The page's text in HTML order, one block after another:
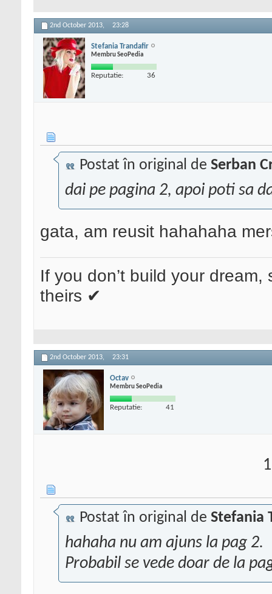
2nd October 2013, 23:28
Stefania Trandafir
Membru SeoPedia
Reputatie: 36
Postat în original de Serban
dai pe pagina 2, apoi poti sa
gata, am reusit hahahaha
If you don’t build your
theirs ✔
2nd October 2013, 23:31
Octav
Membru SeoPedia
Reputatie: 41
Postat în original de Stefania
hahaha nu am ajuns la pag 2.
Probabil se vede doar de la